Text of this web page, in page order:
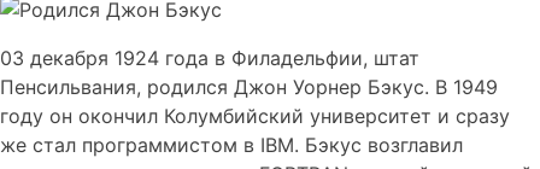
03 декабря 1924 года в Филадельфии, штат
Пенсильвания, родился Джон Уорнер Бэкус. В 1949
году он окончил Колумбийский университет и сразу
же стал программистом в IBM. Бэкус возглавил